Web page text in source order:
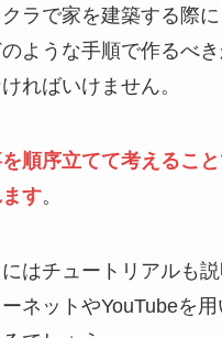
ラで家を建築する際
ような手順で作るべ
ればいけません。
順序立てて考えるこ
す。
はチュートリアルも
ネットやYouTubeを用